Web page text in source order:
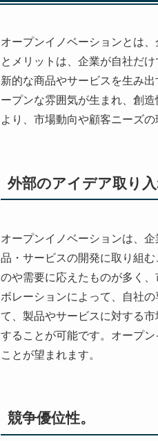
オープンイノベーションとは
とメリットは、企業が自社だ
新的な商品やサービスを生み
ープンな雰囲気が生まれ、創
より、市場動向や顧客ニーズ
外部のアイデア取り
オープンイノベーションは、
品・サービスの開発に取り組
のや需要に応えたものが多く
ボレーションによって、自社
て、製品やサービスに対する
することが可能です。オープ
ことが望まれます。
競争優位性。